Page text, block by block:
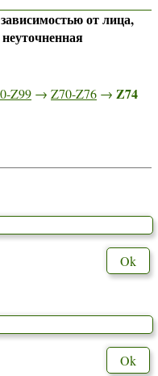
от лица,
Z99 → Z70-Z76 → Z74